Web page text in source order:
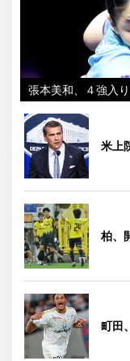
張本美和、４強入り
米上
柏、
町田